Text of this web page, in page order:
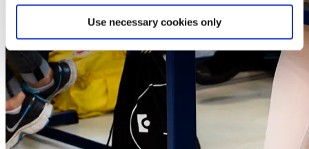
Use necessary cookies only